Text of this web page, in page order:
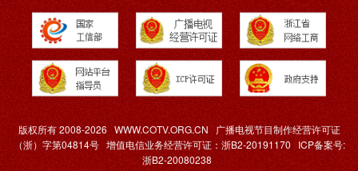
版权所有 2008-2026 WWW.COTV.ORG.CN
广播电视节目制作经营许可证
（浙）字第04814号 增值电信业务经营许可证：浙B2-20191170 ICP备案号:
浙B2-20080238